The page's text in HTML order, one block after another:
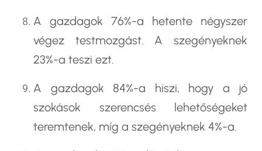
A gazdagok 76%-a hetente négyszer
végez testmozgást. A szegényeknek
23%-a teszi ezt.
A gazdagok 84%-a hiszi, hogy a jó
szokások szerencsés lehetőségeket
teremtenek, míg a szegényeknek 4%-a.